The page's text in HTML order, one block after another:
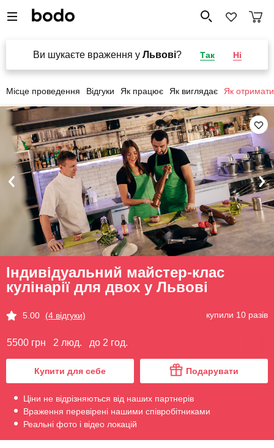
Ви шукаєте враження у Львові? Так Ні
Місце проведення Відгуки Як працює Як виглядає Як отримати
Індивідуальний майстер-клас
кулінарії для двох у Львові
5.00 (4 відгуки) купили 10 разів
5500 грн 2 люд. до 2 год.
Купити для себе Подарувати
Ціни не відрізняються від наших партнерів
Враження перевірені нашими співробітниками
Реальні фото і відео локацій